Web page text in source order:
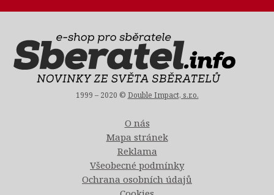
1999 – 2020 © Double Impact, s.r.o.
O nás
Mapa stránek
Reklama
Všeobecné podmínky
Ochrana osobních údajů